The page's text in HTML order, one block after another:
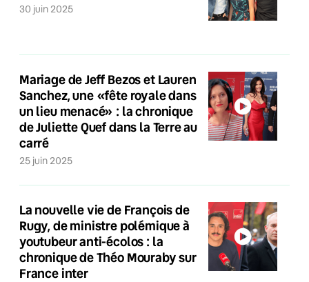
30 juin 2025
Mariage de Jeff Bezos et Lauren
Sanchez, une «fête royale dans
un lieu menacé» : la chronique
de Juliette Quef dans la Terre au
carré
25 juin 2025
La nouvelle vie de François de
Rugy, de ministre polémique à
youtubeur anti-écolos : la
chronique de Théo Mouraby sur
France inter